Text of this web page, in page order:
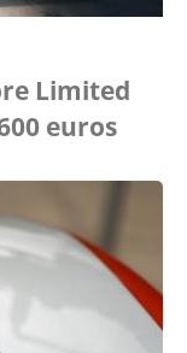
Limited
euros